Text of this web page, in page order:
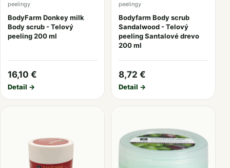
peelingy
BodyFarm Donkey milk
Body scrub - Telový
peeling 200 ml
16,10 €
Detail →
peelingy
Bodyfarm Body scrub
Sandalwood - Telový
peeling Santalové drevo
200 ml
8,72 €
Detail →